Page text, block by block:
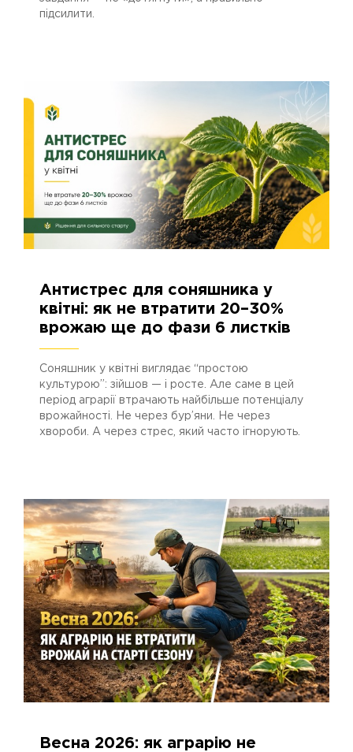
підсилити.
616 22.04.2026
Антистрес для соняшника у
квітні: як не втратити 20–30%
врожаю ще до фази 6 листків
Соняшник у квітні виглядає “простою
культурою”: зійшов — і росте. Але саме в цей
період аграрії втрачають найбільше потенціалу
врожайності. Не через бур’яни. Не через
хвороби. А через стрес, який часто ігнорують.
492 13.04.2026
Весна 2026: як аграрію не